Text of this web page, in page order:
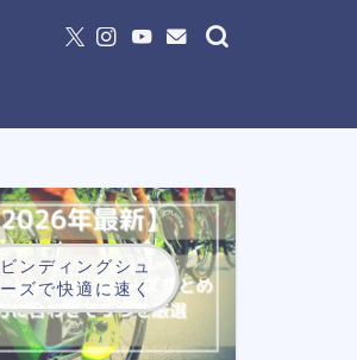
ビンディングシュ
ーズで快適に速く